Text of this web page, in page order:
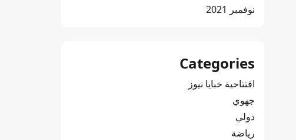
نوفمبر 2021
Categories
افتتاحية خبايا نيوز
جهوي
دولي
رياضة